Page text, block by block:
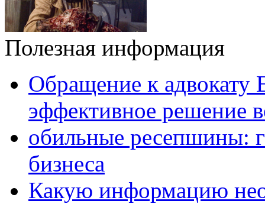
Полезная информация
Обращение к адвокату
эффективное решение
обильные ресепшины:
бизнеса
Какую информацию